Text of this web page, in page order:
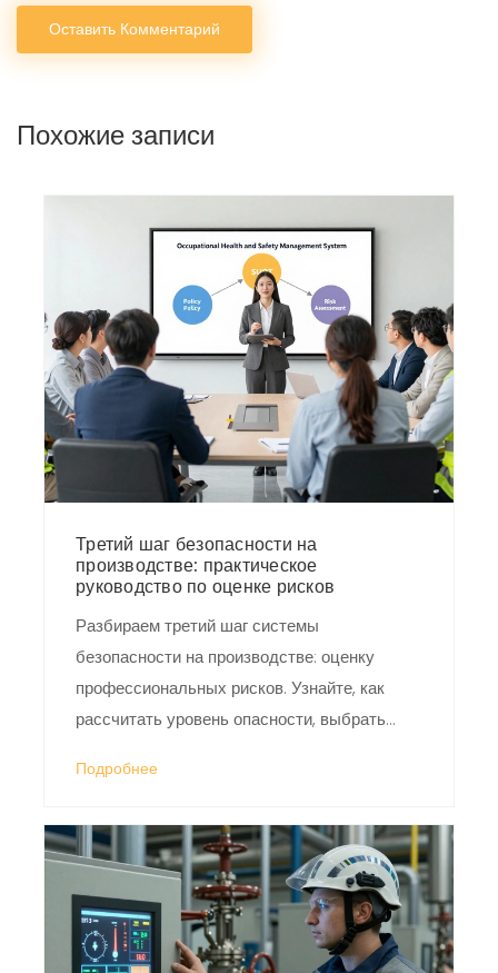
Оставить Комментарий
Похожие записи
Третий шаг безопасности на
производстве: практическое
руководство по оценке рисков
Разбираем третий шаг системы
безопасности на производстве: оценку
профессиональных рисков. Узнайте, как
рассчитать уровень опасности, выбрать
Подробнее